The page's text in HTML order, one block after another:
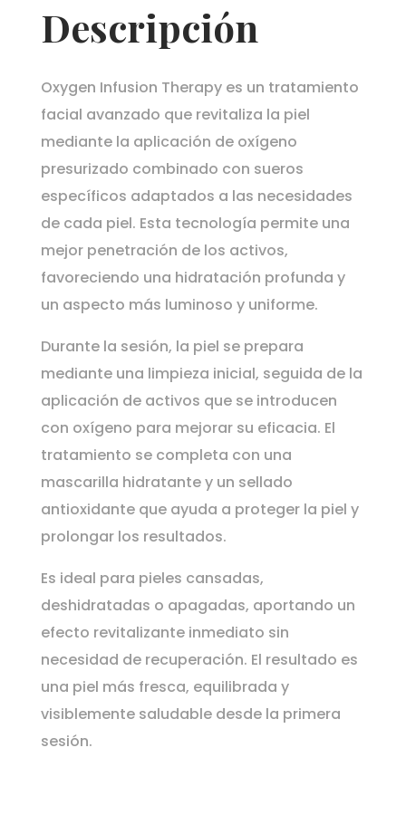
Descripción
Oxygen Infusion Therapy es un tratamiento
facial avanzado que revitaliza la piel
mediante la aplicación de oxígeno
presurizado combinado con sueros
específicos adaptados a las necesidades
de cada piel. Esta tecnología permite una
mejor penetración de los activos,
favoreciendo una hidratación profunda y
un aspecto más luminoso y uniforme.
Durante la sesión, la piel se prepara
mediante una limpieza inicial, seguida de la
aplicación de activos que se introducen
con oxígeno para mejorar su eficacia. El
tratamiento se completa con una
mascarilla hidratante y un sellado
antioxidante que ayuda a proteger la piel y
prolongar los resultados.
Es ideal para pieles cansadas,
deshidratadas o apagadas, aportando un
efecto revitalizante inmediato sin
necesidad de recuperación. El resultado es
una piel más fresca, equilibrada y
visiblemente saludable desde la primera
sesión.